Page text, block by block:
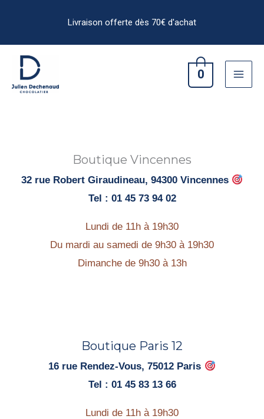
contenu
0
Boutique Vincennes
32 rue Robert Giraudineau, 94300 Vincennes
Tel : 01 45 73 94 02
Lundi de 11h à 19h30
Du mardi au samedi de 9h30 à 19h30
Dimanche de 9h30 à 13h
Boutique Paris 12
16 rue Rendez-Vous, 75012 Paris
Tel : 01 45 83 13 66
Lundi de 11h à 19h30